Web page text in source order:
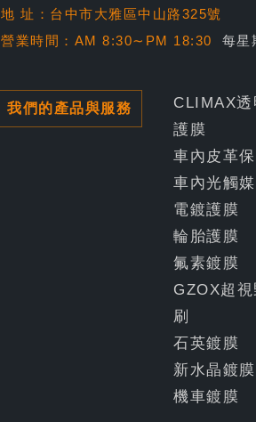
地 址：台中市大雅區中山路325號
營業時間：AM 8:30∼PM 18:30 每星
我們的產品與服務
CLIMAX透
護膜
車內皮革
車內光觸
電鍍護膜
輪胎護膜
氟素鍍膜
GZOX超
刷
石英鍍膜
新水晶鍍膜
機車鍍膜